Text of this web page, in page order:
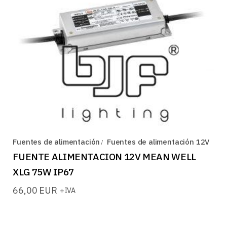
Fuentes de alimentación Fuentes de alimentación 12V
FUENTE ALIMENTACION 12V MEAN WELL
XLG 75W IP67
66,00 EUR +IVA